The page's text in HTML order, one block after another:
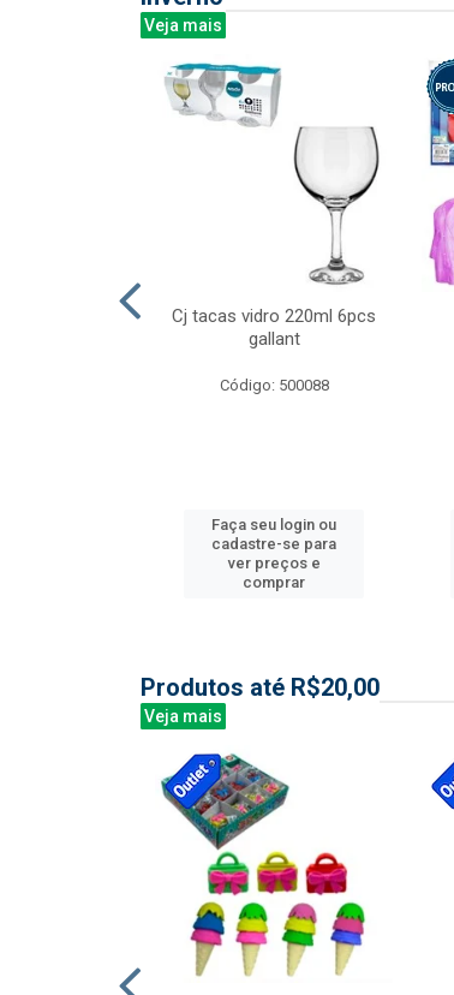
Veja mais
Cj tacas vidro 220ml 6pcs
gallant
Código: 500088
Faça seu login ou
cadastre-se para
ver preços e
comprar
Produtos até R$20,00
Veja mais